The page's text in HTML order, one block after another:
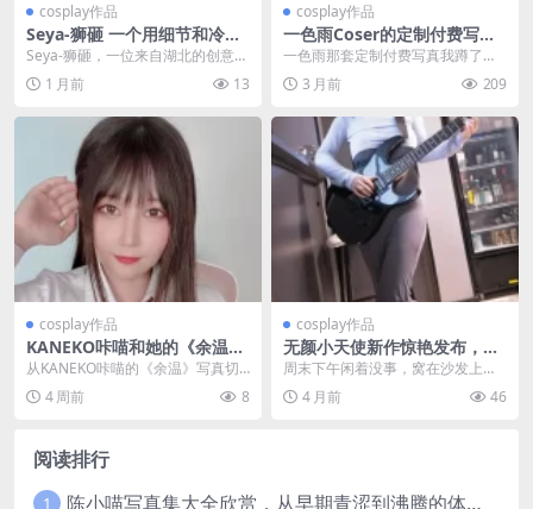
cosplay作品
Seya-狮砸 一个用细节和冷门
角色杀出重围的Cosplayer
Seya-狮砸，一位来自湖北的创意内
容创作者，用对冷门角色的深度挖
掘和细节控的执...
1 月前 13
cosplay作品
一色雨Coser的定制付费写真
怎么获取？超详细攻略来啦！
一色雨那套定制付费写真我蹲了好
几年了，小编终于搞明白怎么弄
了，今天就把这个流程掰...
3 月前 209
cosplay作品
KANEKO咔喵和她的《余温》
温柔系coser的细节美学
从KANEKO咔喵的《余温》写真切
入，分析这位湖南双子座coser如何
用暖棕、米...
4 周前 8
cosplay作品
无颜小天使新作惊艳发布，这
cosplay美得让人屏息！
周末下午闲着没事，窝在沙发上翻
微博，本来是看看猫狗视频放松一
下，结果翻着翻着，手...
4 月前 46
阅读排行
1 陈小喵写真集大全欣赏，从早期青涩到沸腾的体温作品全记录